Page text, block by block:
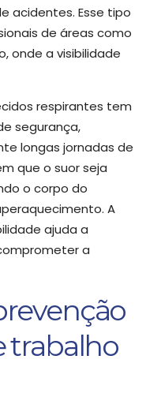
acidentes. Esse tipo
de áreas como
onde a visibilidade
respirantes tem
segurança,
longas jornadas de
que o suor seja
o corpo do
A
ajuda a
a
trabalho